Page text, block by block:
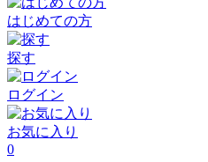
はじめての方
探す
ログイン
お気に入り
0